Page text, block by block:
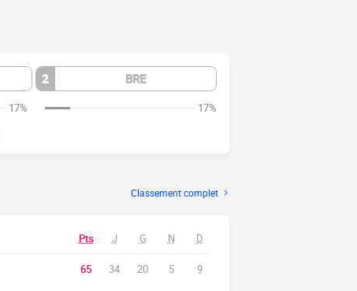
2 BRE
17%
17%
Classement complet
Pts J G N D
65 34 20 5 9